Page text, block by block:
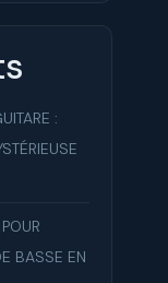
:
BASSE EN